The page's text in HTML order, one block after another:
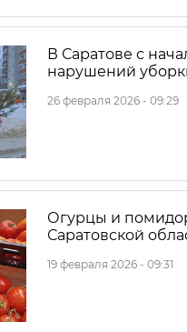
В Саратове с
нарушений
26 февраля 2026 - 09:29
Огурцы и
Саратовской
19 февраля 2026 - 09:31